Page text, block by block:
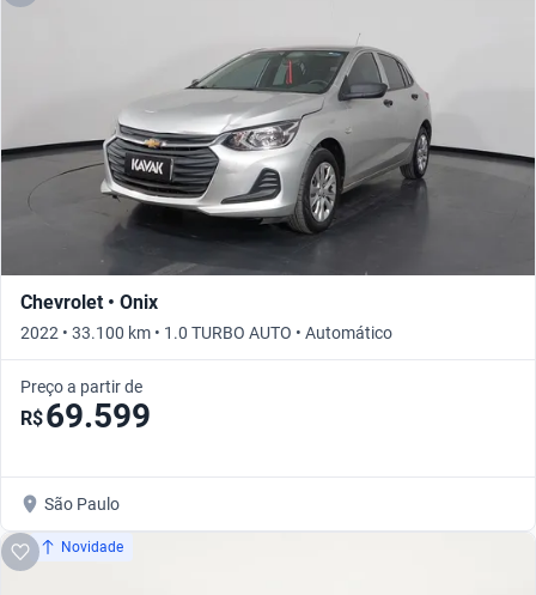
Chevrolet • Onix
2022 • 33.100 km • 1.0 TURBO AUTO • Automático
Preço a partir de
R$69.599
São Paulo
Novidade